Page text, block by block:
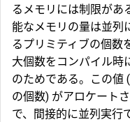
るメモリには制限があ
能なメモリの量は並列
るプリミティブの個数
大個数をコンパイル時
のためである。この値
の個数) がアロケート
で、間接的に並列実行